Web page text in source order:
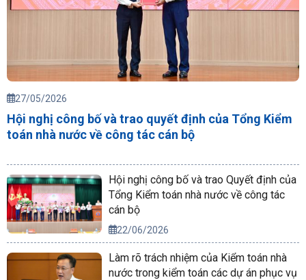
27/05/2026
Hội nghị công bố và trao quyết định của Tổng Kiểm
toán nhà nước về công tác cán bộ
Hội nghị công bố và trao Quyết định của
Tổng Kiểm toán nhà nước về công tác
cán bộ
22/06/2026
Làm rõ trách nhiệm của Kiểm toán nhà
nước trong kiểm toán các dự án phục vụ